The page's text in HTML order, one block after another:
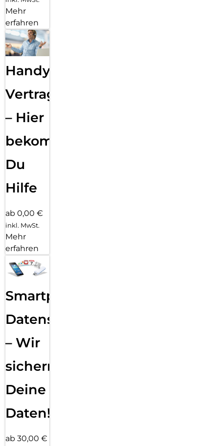
Mehr
erfahren
Handy
Vertragsabwicklung
– Hier
bekommst
Du
Hilfe
ab 0,00 €
inkl. MwSt.
Mehr
erfahren
Smartphone
Datensicherung
– Wir
sichern
Deine
Daten!
ab 30,00 €